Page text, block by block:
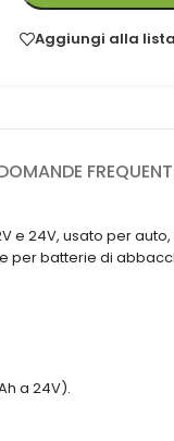
Aggiungi alla
e 24V, usato per
per batterie di
a 24V).